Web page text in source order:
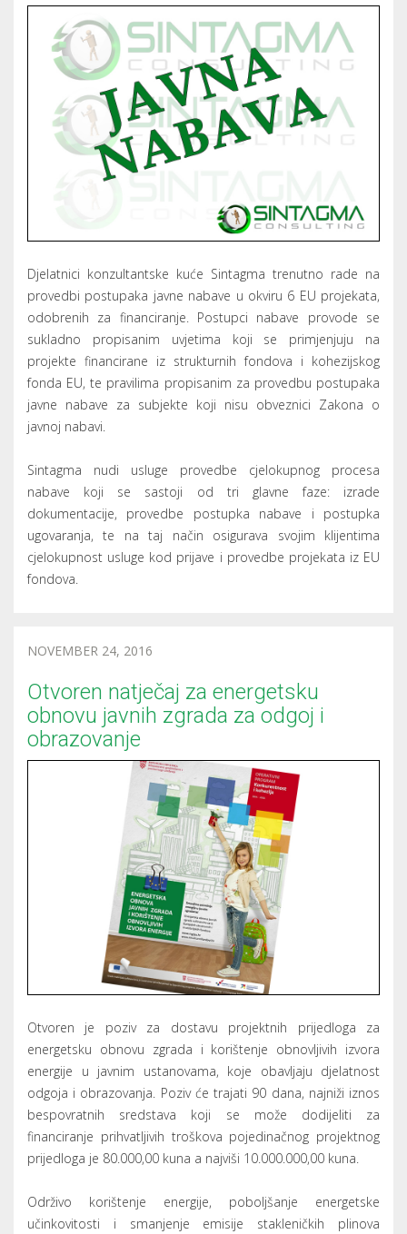
Djelatnici konzultantske kuće Sintagma trenutno rade na
provedbi postupaka javne nabave u okviru 6 EU projekata,
odobrenih za financiranje. Postupci nabave provode se
sukladno propisanim uvjetima koji se primjenjuju na
projekte financirane iz strukturnih fondova i kohezijskog
fonda EU, te pravilima propisanim za provedbu postupaka
javne nabave za subjekte koji nisu obveznici Zakona o
javnoj nabavi.
Sintagma nudi usluge provedbe cjelokupnog procesa
nabave koji se sastoji od tri glavne faze: izrade
dokumentacije, provedbe postupka nabave i postupka
ugovaranja, te na taj način osigurava svojim klijentima
cjelokupnost usluge kod prijave i provedbe projekata iz EU
fondova.
NOVEMBER 24, 2016
Otvoren natječaj za energetsku
obnovu javnih zgrada za odgoj i
obrazovanje
Otvoren je poziv za dostavu projektnih prijedloga za
energetsku obnovu zgrada i korištenje obnovljivih izvora
energije u javnim ustanovama, koje obavljaju djelatnost
odgoja i obrazovanja. Poziv će trajati 90 dana, najniži iznos
bespovratnih sredstava koji se može dodijeliti za
financiranje prihvatljivih troškova pojedinačnog projektnog
prijedloga je 80.000,00 kuna a najviši 10.000.000,00 kuna.
Održivo korištenje energije, poboljšanje energetske
učinkovitosti i smanjenje emisije stakleničkih plinova